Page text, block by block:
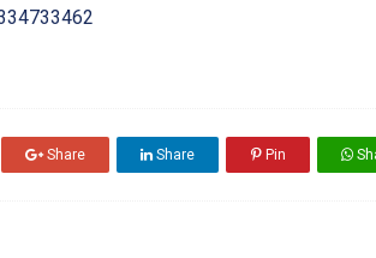
Share Share Pin